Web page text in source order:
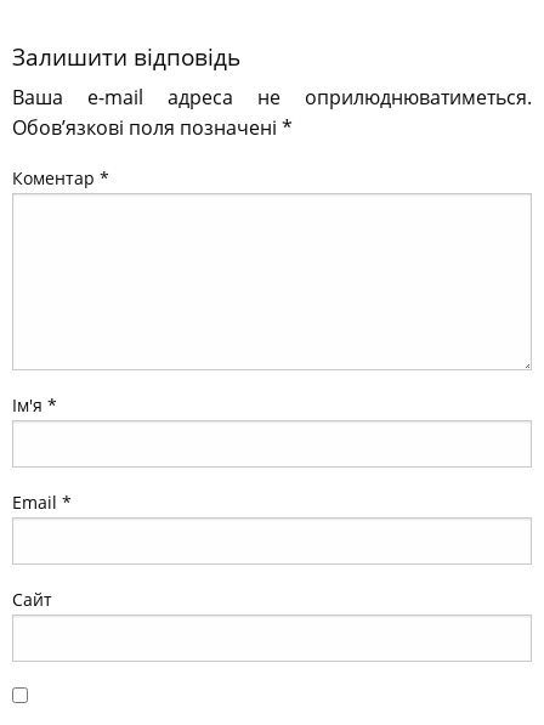
Залишити відповідь
Ваша e-mail адреса не оприлюднюватиметься.
Обов’язкові поля позначені *
Коментар *
Ім'я *
Email *
Сайт